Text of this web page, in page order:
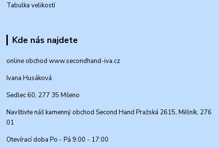
Tabulka velikostí
Kde nás najdete
online obchod www.secondhand-iva.cz
Ivana Husáková
Sedlec 60, 277 35 Mšeno
Navštivte náš kamenný obchod Second Hand Pražská 2615, Mělník, 276
01
Otevírací doba Po - Pá 9:00 - 17:00